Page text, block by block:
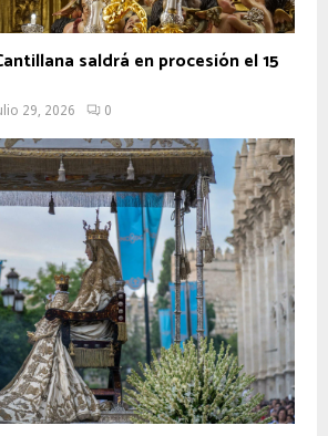
saldrá en procesión el 15
29, 2026 0